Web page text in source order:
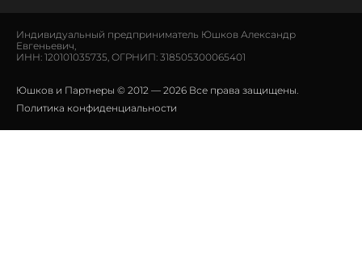
Индивидуальный предприниматель Юшков Александр
Евгеньевич,
ИНН: 120101035735, ОГРНИП: 318505300065401
Юшков и Партнеры © 2012 — 2026 Все права защищены.
Политика конфиденциальности